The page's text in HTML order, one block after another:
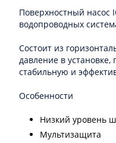
Поверхностный насос
водопроводных
Cостоит из
давление в
стабильную и
Особенности
Низкий уровень
Мультизащита